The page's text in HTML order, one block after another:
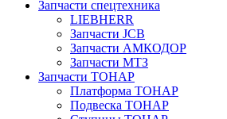
Запчасти спецтехника
LIEBHERR
Запчасти JCB
Запчасти АМКОДОР
Запчасти МТЗ
Запчасти ТОНАР
Платформа ТОНАР
Подвеска ТОНАР